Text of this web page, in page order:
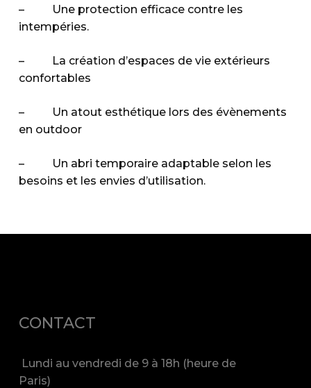
– Une protection efficace contre les
intempéries.
– La création d’espaces de vie extérieurs
confortables
– Un atout esthétique lors des évènements
en outdoor
– Un abri temporaire adaptable selon les
besoins et les envies d’utilisation.
CONTACT
Lundi au vendredi de 9 à 18h (heure de
Paris)